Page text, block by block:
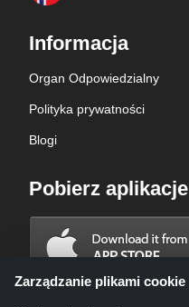
Informacja
Organ Odpowiedzialny
Polityka prywatności
Blogi
Pobierz aplikacje
Zarządzanie plikami cookie